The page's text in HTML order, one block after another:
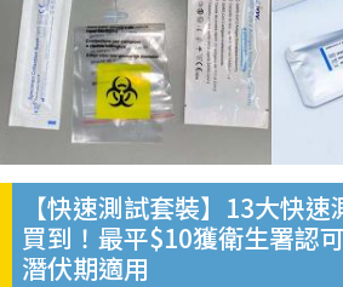
【快速測試套裝】13大快
買到！最平$10獲衛生署認
潛伏期適用